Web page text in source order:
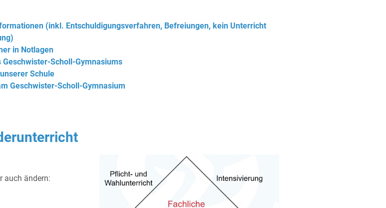
(inkl. Entschuldigungsverfahren, Befreiungen, kein Unterricht
in Notlagen
Geschwister-Scholl-Gymnasiums
Schule
Geschwister-Scholl-Gymnasium
auch ändern: